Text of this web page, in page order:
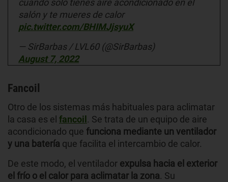
cuando solo tienes aire acondicionado en el
salón y te mueres de calor
pic.twitter.com/BHIMJjsyuX
— SirBarbas / LVL60 (@SirBarbas)
August 7, 2022
Fancoil
Otro de los sistemas más habituales para aclimatar
la casa es el fancoil . Se trata de un equipo de aire
acondicionado que funciona mediante un ventilador
y una batería que facilita el intercambio de calor.
De este modo, el ventilador expulsa hacia el exterior
el frío o el calor para aclimatar la zona. Su